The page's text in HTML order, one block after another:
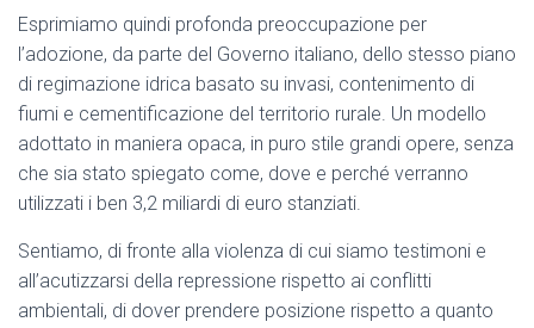
Esprimiamo quindi profonda preoccupazione per
l’adozione, da parte del Governo italiano, dello stesso piano
di regimazione idrica basato su invasi, contenimento di
fiumi e cementificazione del territorio rurale. Un modello
adottato in maniera opaca, in puro stile grandi opere, senza
che sia stato spiegato come, dove e perché verranno
utilizzati i ben 3,2 miliardi di euro stanziati.
Sentiamo, di fronte alla violenza di cui siamo testimoni e
all’acutizzarsi della repressione rispetto ai conflitti
ambientali, di dover prendere posizione rispetto a quanto